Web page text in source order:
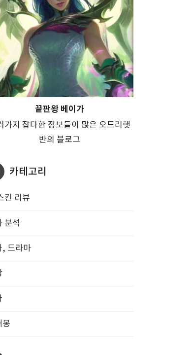
끝판왕 베이가
가지 잡다한 정보들이 많은 오드리햇
반의 블로그
카테고리
킨 리뷰
분석
, 드라마
몽